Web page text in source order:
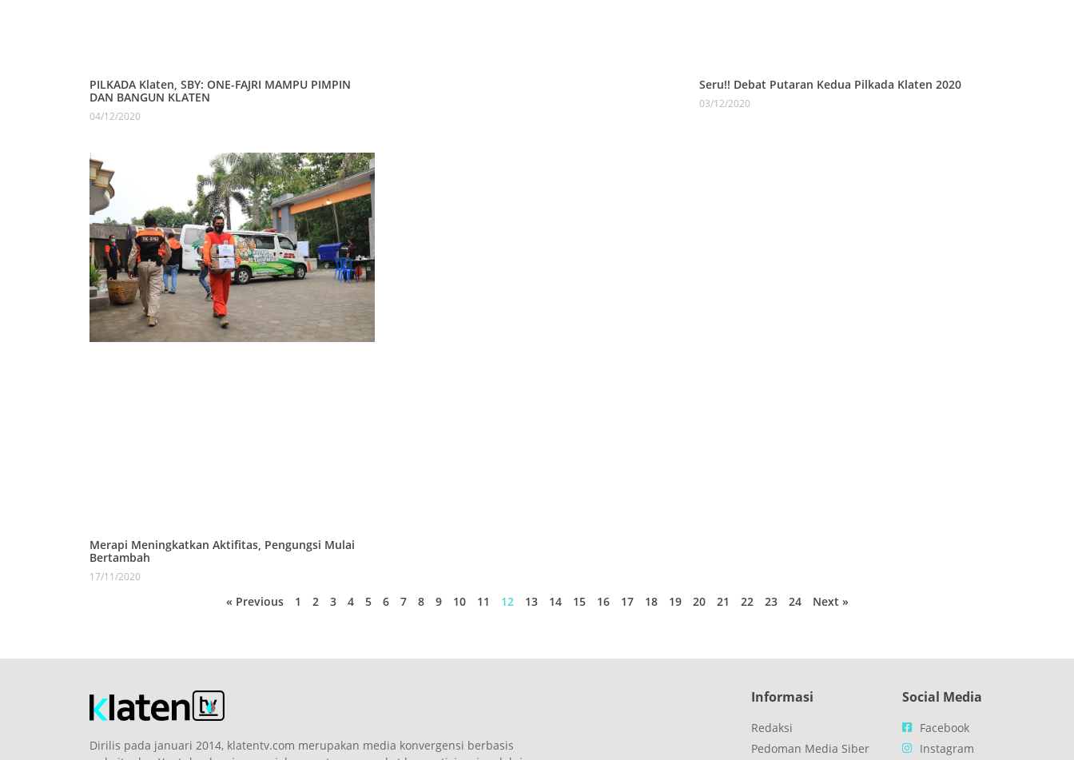
PILKADA Klaten, SBY: ONE-FAJRI MAMPU PIMPIN
DAN BANGUN KLATEN
04/12/2020
Seru!! Debat Putaran Kedua Pilkada Klaten 2020
03/12/2020
Merapi Meningkatkan Aktifitas, Pengungsi Mulai
Bertambah
17/11/2020
« Previous 1 2 3 4 5 6 7 8 9 10 11 12 13 14 15 16 17 18 19 20 21 22 23 24 Next »
Dirilis pada januari 2014, klatentv.com merupakan media konvergensi berbasis
Informasi
Redaksi
Pedoman Media Siber
Social Media
Facebook
Instagram